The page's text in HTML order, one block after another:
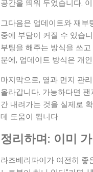
공간을 띄워 두었습니다.
그다음은 업데이트와 재부
중에 부담이 커질 수 있습
부팅을 해주는 방식을 쓰
문에, 업데이트 방식은 개
마지막으로, 열과 먼지 관
올라갑니다. 가능하다면
간 내려가는 것을 실제로
데 도움이 됩니다.
정리하며: 이미
라즈베리파이가 여전히 좋